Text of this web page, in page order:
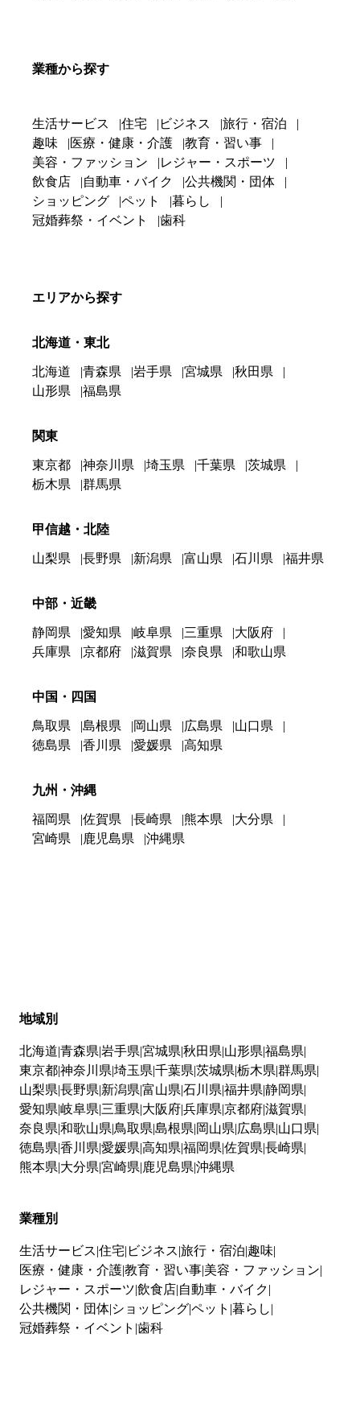
業種から探す
生活サービス 住宅 ビジネス
旅行・宿泊
趣味
医療・健康・介護
教育・習い事
美容・ファッション
レジャー・スポーツ
飲食店
自動車・バイク
公共機関・団体
ショッピング
ペット
暮らし
冠婚葬祭・イベント
歯科
エリアから探す
北海道・東北
北海道 青森県 岩手県 宮城県
秋田県
山形県
福島県
関東
東京都 神奈川県 埼玉県 千葉県
茨城県
栃木県
群馬県
甲信越・北陸
山梨県 長野県 新潟県 富山県 石川県 福井県
中部・近畿
静岡県 愛知県 岐阜県 三重県
大阪府
兵庫県
京都府 滋賀県 奈良県 和歌山県
中国・四国
鳥取県 島根県 岡山県 広島県
山口県
徳島県
香川県 愛媛県 高知県
九州・沖縄
福岡県 佐賀県 長崎県 熊本県
大分県
宮崎県
鹿児島県 沖縄県
地域別
北海道 青森県 岩手県 宮城県 秋田県 山形県 福島県
東京都神奈川県 埼玉県 千葉県 茨城県 栃木県 群馬県
山梨県 長野県 新潟県 富山県 石川県 福井県 静岡県
愛知県 岐阜県 三重県 大阪府兵庫県 京都府滋賀県
奈良県 和歌山県 鳥取県 島根県 岡山県 広島県 山口県
徳島県 香川県 愛媛県 高知県 福岡県 佐賀県 長崎県
熊本県 大分県 宮崎県 鹿児島県 沖縄県
業種別
生活サービス 住宅 ビジネス 旅行・宿泊 趣味
医療・健康・介護教育・習い事 美容・ファッション
レジャー・スポーツ 飲食店 自動車・バイク
公共機関・団体 ショッピングペット 暮らし
冠婚葬祭・イベント 歯科